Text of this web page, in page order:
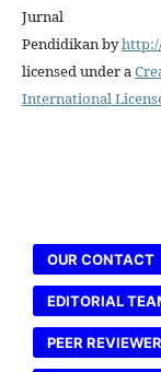
Jurnal
Pendidikan by
licensed under a
International
OUR CONTACT
EDITORIAL
PEER